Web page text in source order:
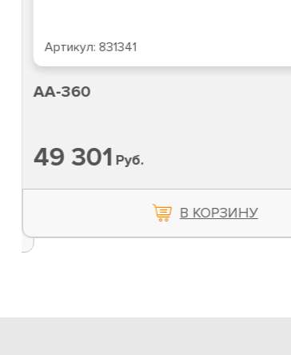
Артикул: 831341
AA-360
49 301 Руб.
В КОРЗИНУ